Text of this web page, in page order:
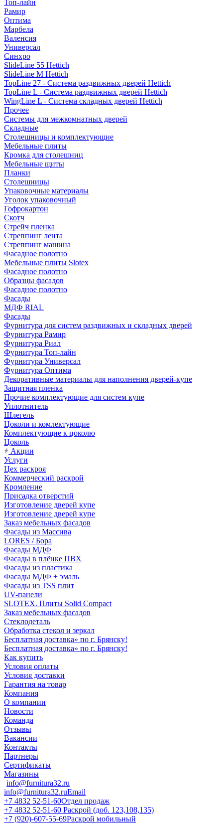
Топ-лайн
Рамир
Оптима
Марбела
Валенсия
Универсал
Синхро
SlideLine 55 Hettich
SlideLine M Hettich
TopLine 27 - Система раздвижных дверей Hettich
TopLine L - Система раздвижных дверей Hettich
WingLine L - Система складных дверей Hettich
Прочее
Системы для межкомнатных дверей
Складные
Столешницы и комплектующие
Мебельные плиты
Кромка для столешниц
Мебельные щиты
Планки
Столешницы
Упаковочные материалы
Уголок упаковочный
Гофрокартон
Скотч
Стрейч пленка
Стреппинг лента
Стреппинг машина
Фасадное полотно
Мебельные плиты Slotex
Фасадное полотно
Образцы фасадов
Фасадное полотно
Фасады
МДФ RIAL
Фасады
Фурнитура для систем раздвижных и складных дверей
Фурнитура Рамир
Фурнитура Риал
Фурнитура Топ-лайн
Фурнитура Универсал
Фурнитура Оптима
Декоративные материалы для наполнения дверей-купе
Защитная пленка
Прочие комплектующие для систем купе
Уплотнитель
Шлегель
Цоколи и комлектующие
Комплектующие к цоколю
Цоколь
Акции
Услуги
Цех раскроя
Коммерческий раскрой
Кромление
Присадка отверстий
Изготовление дверей купе
Изготовление дверей купе
Заказ мебельных фасадов
Фасады из Массива
LORES / Бора
Фасады МДФ
Фасады в плёнке ПВХ
Фасады из пластика
Фасады МДФ + эмаль
Фасады из TSS плит
UV-панели
SLOTEX. Плиты Solid Compact
Заказ мебельных фасадов
Стеклодеталь
Обработка стекол и зеркал
Бесплатная доставка» по г. Брянску!
Бесплатная доставка» по г. Брянску!
Как купить
Условия оплаты
Условия доставки
Гарантия на товар
Компания
О компании
Новости
Команда
Отзывы
Вакансии
Контакты
Партнеры
Сертификаты
Магазины
info@furnitura32.ru
info@furnitura32.ruEmail
+7 4832 52-51-60Отдел продаж
+7 4832 52-51-60 Раскрой (доб. 123,108,135)
+7 (920)-607-55-69Раскрой мобильный